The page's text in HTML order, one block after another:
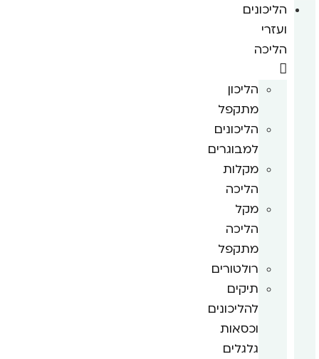
הליכונים
ועזרי
הליכה
הליכון
מתקפל
הליכונים
למבוגרים
מקלות
הליכה
מקל
הליכה
מתקפל
רולטורים
תיקים
להליכונים
וכסאות
גלגלים